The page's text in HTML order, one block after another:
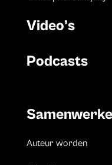
Video’s
Podcasts
Auteur worden